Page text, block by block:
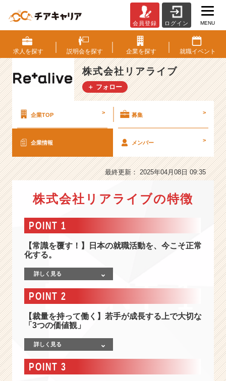
式
会
社
リ
ア
ラ
イ
界
ェ
上
ル
プ！
常
活
会員登録 ログイン MENU
求人を探す 説明会を探す 企業を探す 就職イベント
株式会社リアライブ
＋ フォロー
企業TOP > 募集 >
企業情報 メンバー >
最終更新： 2025年04月08日 09:35
株式会社リアライブの特徴
POINT 1
【常識を覆す！】日本の就職活動を、今こそ正常
化する。
詳しく見る
POINT 2
【裁量を持って働く】若手が成長する上で大切な
「3つの価値観」
詳しく見る
POINT 3